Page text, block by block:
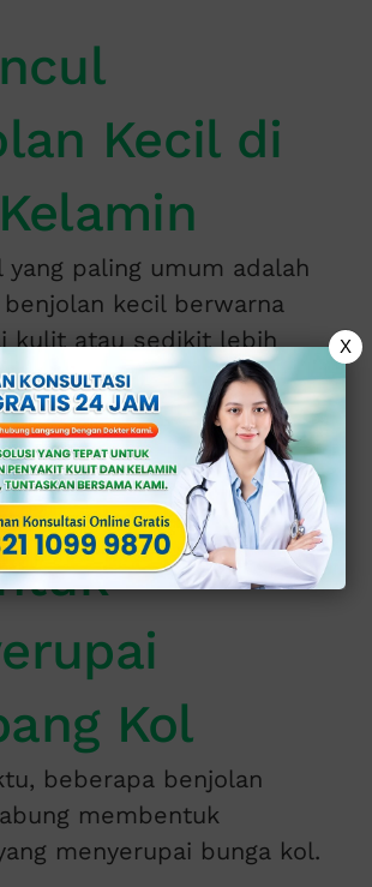
Kecil di
yang paling umum adalah
kecil berwarna
kulit atau sedikit lebih
biasanya tidak terasa nyeri
di abaikan.
Kol
beberapa benjolan
membentuk
menyerupai bunga kol.
X